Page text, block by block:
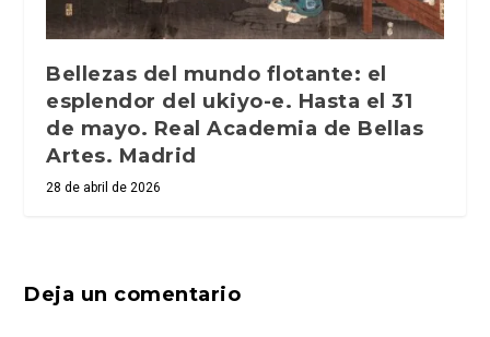
Bellezas del mundo flotante: el
esplendor del ukiyo-e. Hasta el 31
de mayo. Real Academia de Bellas
Artes. Madrid
28 de abril de 2026
Deja un comentario